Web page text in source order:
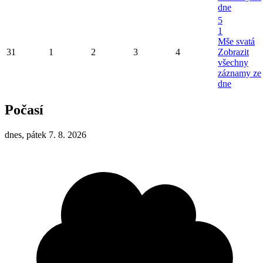
dne
31 1 2 3 4
5
1
Mše svatá
Zobrazit
všechny
záznamy ze
dne
Počasí
dnes, pátek 7. 8. 2026